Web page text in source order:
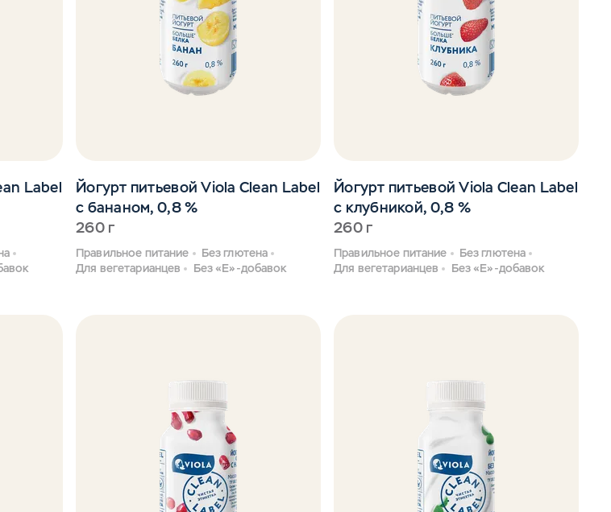
Label
Йогурт питьевой Viola Clean Label
с бананом, 0,8 %
260 г
Правильное питание
Без глютена
Для вегетарианцев
Без «Е»-добавок
Йогурт питьевой Viola Clean Label
с клубникой, 0,8 %
260 г
Правильное питание
Без глютена
Для вегетарианцев
Без «Е»-добавок